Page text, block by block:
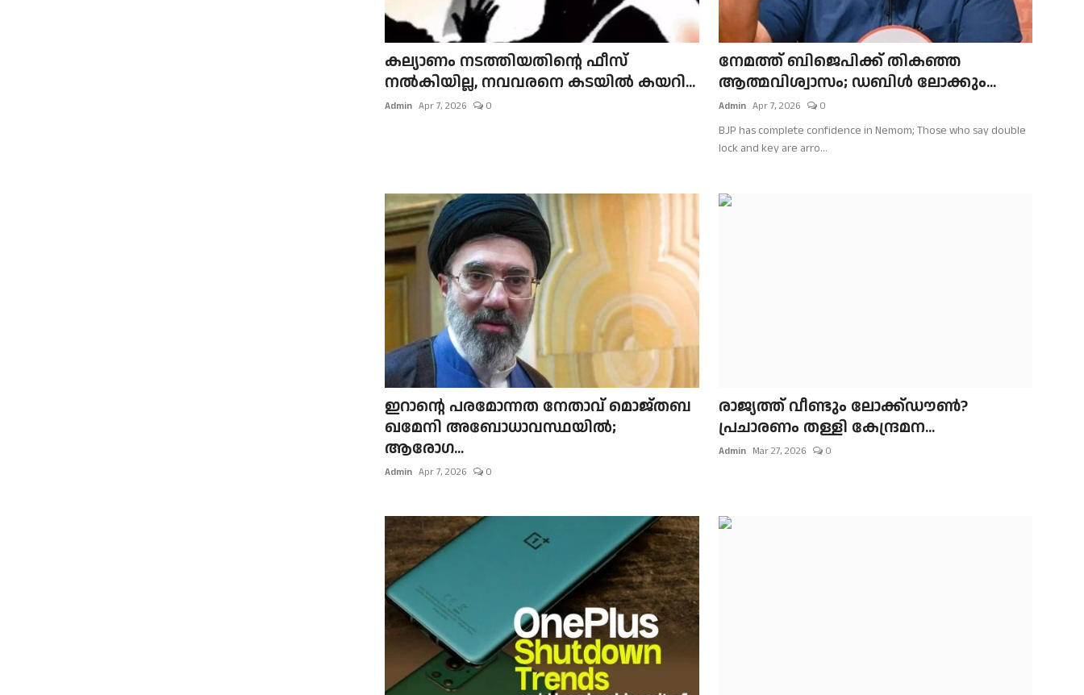
കല്യാണം നടത്തിയതിന്റെ ഫീസ്
നൽകിയില്ല, നവവരനെ കടയിൽ കയറി...
Admin Apr 7, 2026 0
നേമത്ത് ബിജെപിക്ക് തികഞ്ഞ
ആത്മവിശ്വാസം; ഡബിള്‍ ലോക്കും...
Admin Apr 7, 2026 0
BJP has complete confidence in Nemom; Those who say double
lock and key are arro...
ഇറാന്റെ പരമോന്നത നേതാവ് മൊജ്തബ
ഖമേനി അബോധാവസ്ഥയിൽ;
ആരോഗ...
Admin Apr 7, 2026 0
രാജ്യത്ത് വീണ്ടും ലോക്ക്ഡൗണ്‍?
പ്രചാരണം തള്ളി കേന്ദ്രമന...
Admin Mar 27, 2026 0